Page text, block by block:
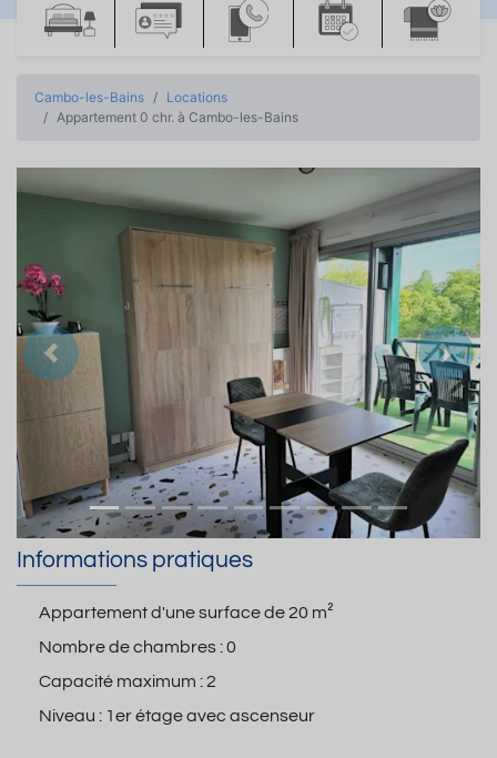
Cambo-les-Bains
Locations
Appartement 0 chr. à Cambo-les-Bains
Précedent
Informations pratiques
Appartement d'une surface de20 m²
Nombre de chambres :0
Capacité maximum :2
Niveau : 1er étage avec ascenseur